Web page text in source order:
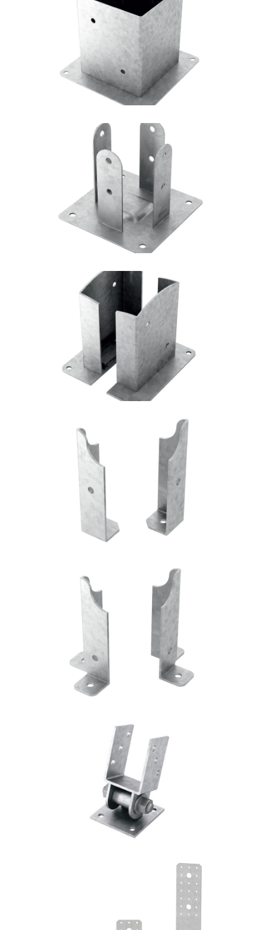
Portapilastro TYP F50
ROTHOBLAAS
Portapilastro TYP F51
ROTHOBLAAS
Portapilastro TYP FD20
ROTHOBLAAS
Portapilastro TYP FD50
Portapilastro TYP FD60
Portapilastro TYP S40
ROTHOBLAAS
ROTHOBLAAS